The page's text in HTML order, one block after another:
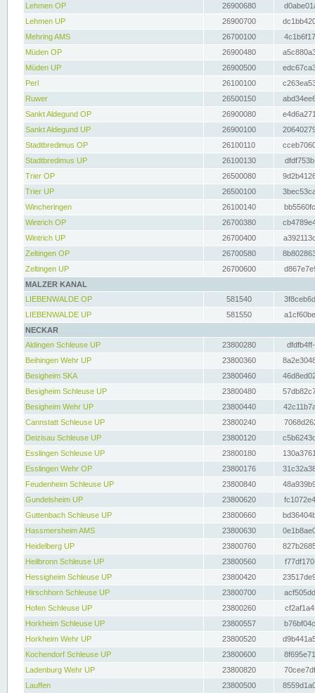
Lehmen OP
26900680
Lehmen UP
26900700
Mehring AMS
26700100
Müden OP
26900480
Müden UP
26900500
Perl
26100100
Ruwer
26500150
Sankt Aldegund OP
26900080
Sankt Aldegund UP
26900100
Stadtbredimus OP
26100110
Stadtbredimus UP
26100130
Trier OP
26500080
Trier UP
26500100
Wincheringen
26100140
Wintrich OP
26700380
Wintrich UP
26700400
Zeltingen OP
26700580
Zeltingen UP
26700600
MALZER KANAL
LIEBENWALDE OP
581540
LIEBENWALDE UP
581550
NECKAR
Aldingen Schleuse UP
23800280
Beihingen Wehr UP
23800360
Besigheim SKA
23800460
Besigheim Schleuse UP
23800480
Besigheim Wehr UP
23800440
Cannstatt Schleuse UP
23800240
Deizisau Schleuse UP
23800120
Esslingen Schleuse UP
23800180
Esslingen Wehr OP
23800176
Feudenheim Schleuse UP
23800840
Gundelsheim UP
23800620
Guttenbach Schleuse UP
23800660
Hassmersheim AMS
23800630
Heidelberg UP
23800760
Heilbronn Schleuse UP
23800560
Hessigheim Schleuse UP
23800420
Hirschhorn Schleuse UP
23800700
Hofen Schleuse UP
23800260
Horkheim Schleuse UP
23800557
Horkheim Wehr UP
23800520
Kochendorf Schleuse UP
23800600
Ladenburg Wehr UP
23800820
Lauffen
23800500